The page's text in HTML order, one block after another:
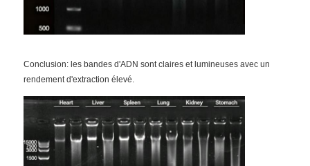
Conclusion: les bandes d'ADN sont claires et lumineuses avec un
rendement d'extraction élevé.